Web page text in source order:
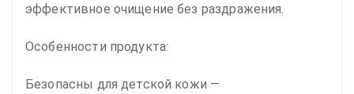
эффективное очищение без раздражения.
Особенности продукта:
Безопасны для детской кожи —